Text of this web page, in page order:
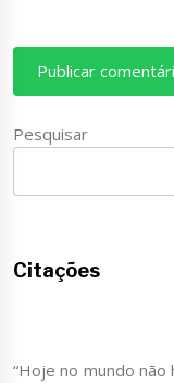
Pesquisar
Citações
“Hoje no mundo